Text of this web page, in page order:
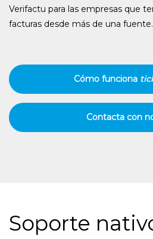
Verifactu para las empresas que
facturas desde más de una fuente.
Cómo funciona
Contacta con
Soporte